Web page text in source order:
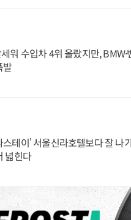
워 수입차 4위 올랐지만,
발
테이' 서울신라호텔보다 잘 나
넓힌다